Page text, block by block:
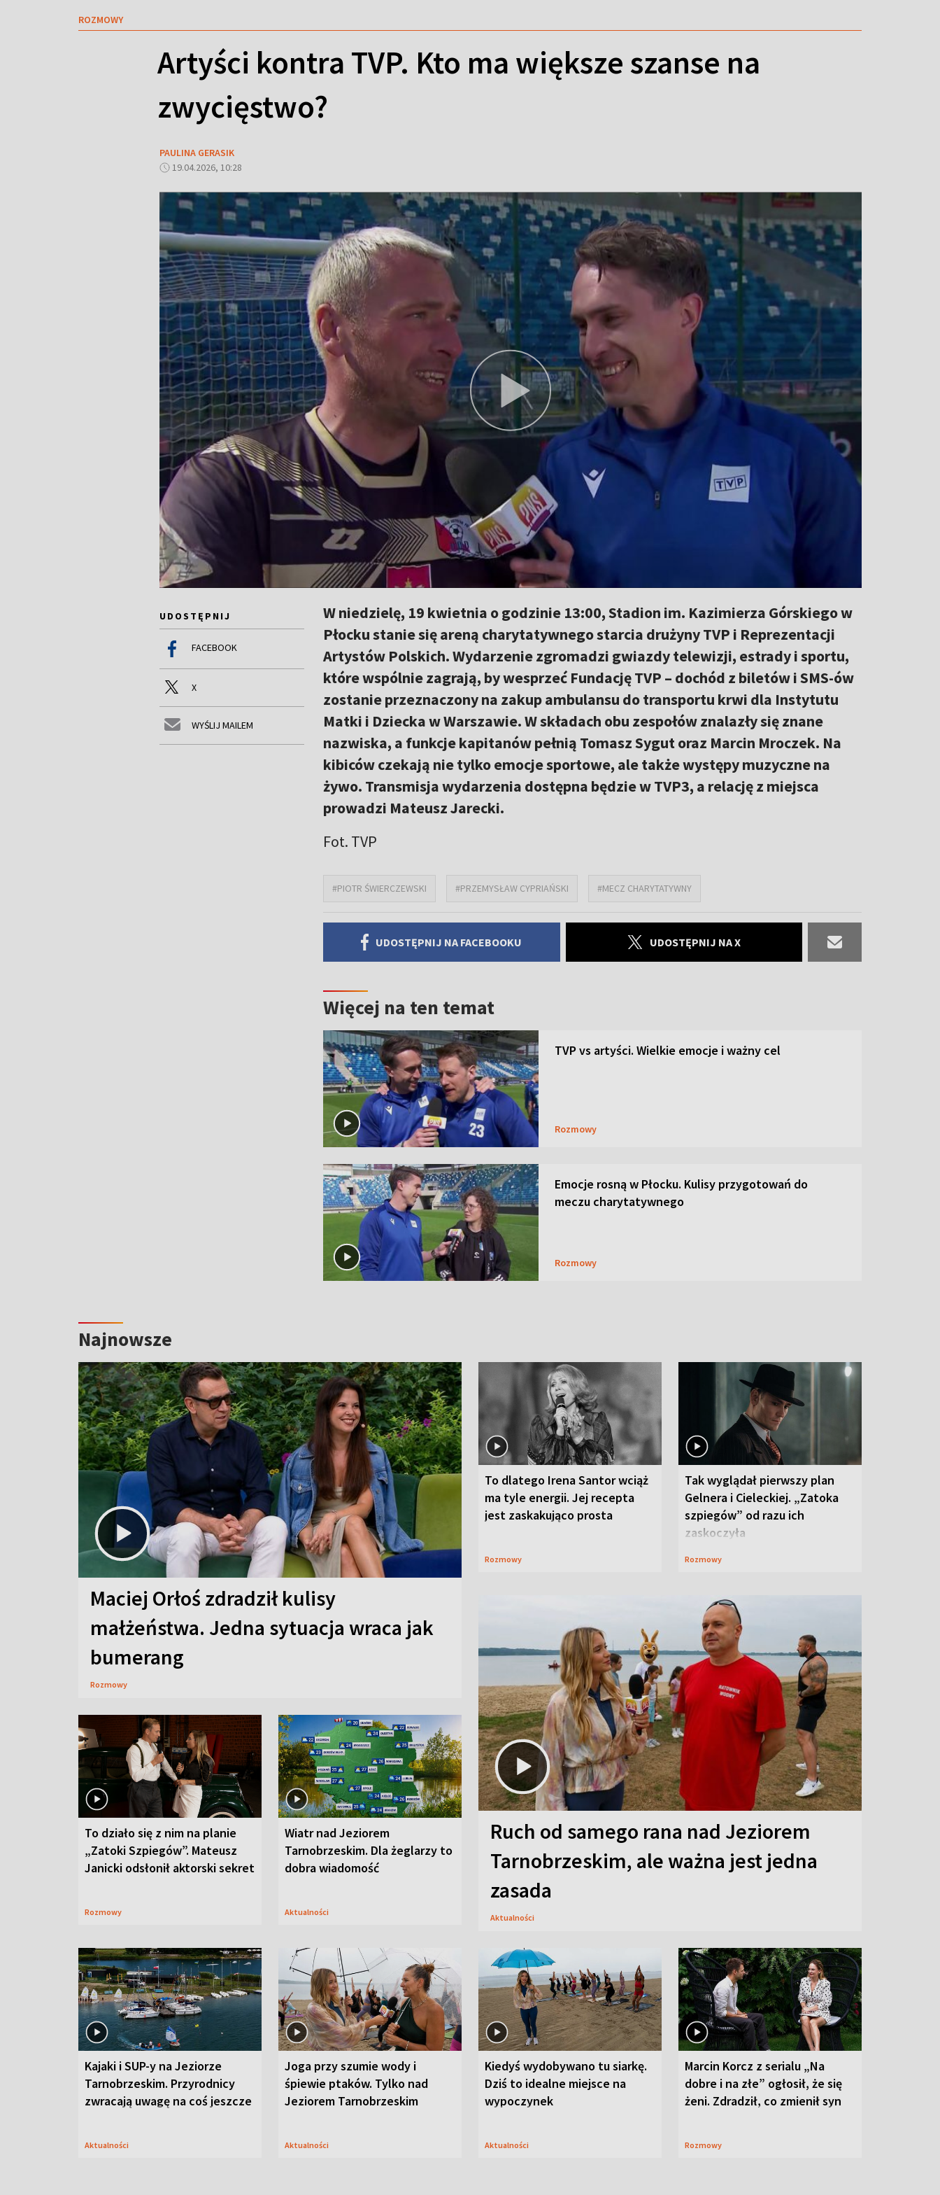
ROZMOWY
Artyści kontra TVP. Kto ma większe szanse na
zwycięstwo?
PAULINA GERASIK
19.04.2026, 10:28
UDOSTĘPNIJ
FACEBOOK
X
WYŚLIJ MAILEM
W niedzielę, 19 kwietnia o godzinie 13:00, Stadion im. Kazimierza Górskiego w
Płocku stanie się areną charytatywnego starcia drużyny TVP i Reprezentacji
Artystów Polskich. Wydarzenie zgromadzi gwiazdy telewizji, estrady i sportu,
które wspólnie zagrają, by wesprzeć Fundację TVP – dochód z biletów i SMS-ów
zostanie przeznaczony na zakup ambulansu do transportu krwi dla Instytutu
Matki i Dziecka w Warszawie. W składach obu zespołów znalazły się znane
nazwiska, a funkcje kapitanów pełnią Tomasz Sygut oraz Marcin Mroczek. Na
kibiców czekają nie tylko emocje sportowe, ale także występy muzyczne na
żywo. Transmisja wydarzenia dostępna będzie w TVP3, a relację z miejsca
prowadzi Mateusz Jarecki.
Fot. TVP
#PIOTR ŚWIERCZEWSKI #PRZEMYSŁAW CYPRIAŃSKI #MECZ CHARYTATYWNY
UDOSTĘPNIJ NA FACEBOOKU UDOSTĘPNIJ NA X
Więcej na ten temat
TVP vs artyści. Wielkie emocje i ważny cel
Rozmowy
Emocje rosną w Płocku. Kulisy przygotowań do
meczu charytatywnego
Rozmowy
Najnowsze
Maciej Orłoś zdradził kulisy
małżeństwa. Jedna sytuacja wraca jak
bumerang
Rozmowy
To dlatego Irena Santor wciąż
ma tyle energii. Jej recepta
jest zaskakująco prosta
Rozmowy
Tak wyglądał pierwszy plan
Gelnera i Cieleckiej. „Zatoka
szpiegów” od razu ich
zaskoczyła
Rozmowy
To działo się z nim na planie
„Zatoki Szpiegów”. Mateusz
Janicki odsłonił aktorski sekret
Rozmowy
Wiatr nad Jeziorem
Tarnobrzeskim. Dla żeglarzy to
dobra wiadomość
Aktualności
Ruch od samego rana nad Jeziorem
Tarnobrzeskim, ale ważna jest jedna
zasada
Aktualności
Kajaki i SUP-y na Jeziorze
Tarnobrzeskim. Przyrodnicy
zwracają uwagę na coś jeszcze
Aktualności
Joga przy szumie wody i
śpiewie ptaków. Tylko nad
Jeziorem Tarnobrzeskim
Aktualności
Kiedyś wydobywano tu siarkę.
Dziś to idealne miejsce na
wypoczynek
Aktualności
Marcin Korcz z serialu „Na
dobre i na złe” ogłosił, że się
żeni. Zdradził, co zmienił syn
Rozmowy